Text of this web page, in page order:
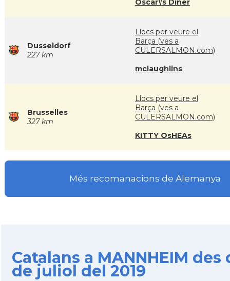
Oscar\'s Diner
Dusseldorf
227 km
Llocs per veure el
Barça (ves a
CULERSALMON.com)
mclaughlins
Brusselles
327 km
Llocs per veure el
Barça (ves a
CULERSALMON.com)
KITTY OsHEAs
Més recomanacions de Alemanya
Catalans a MANNHEIM des
de juliol del 2019